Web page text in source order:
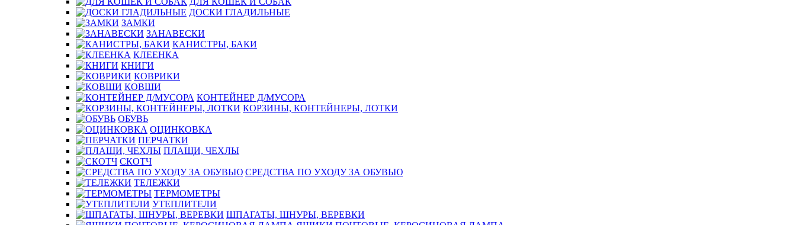
ДОСКИ ГЛАДИЛЬНЫЕ
ЗАМКИ
ЗАНАВЕСКИ
КАНИСТРЫ, БАКИ
КЛЕЕНКА
КНИГИ
КОВРИКИ
КОВШИ
КОНТЕЙНЕР Д/МУСОРА
КОРЗИНЫ, КОНТЕЙНЕРЫ, ЛОТКИ
ОБУВЬ
ОЦИНКОВКА
ПЕРЧАТКИ
ПЛАЩИ, ЧЕХЛЫ
СКОТЧ
СРЕДСТВА ПО УХОДУ ЗА ОБУВЬЮ
ТЕЛЕЖКИ
ТЕРМОМЕТРЫ
УТЕПЛИТЕЛИ
ШПАГАТЫ, ШНУРЫ, ВЕРЕВКИ